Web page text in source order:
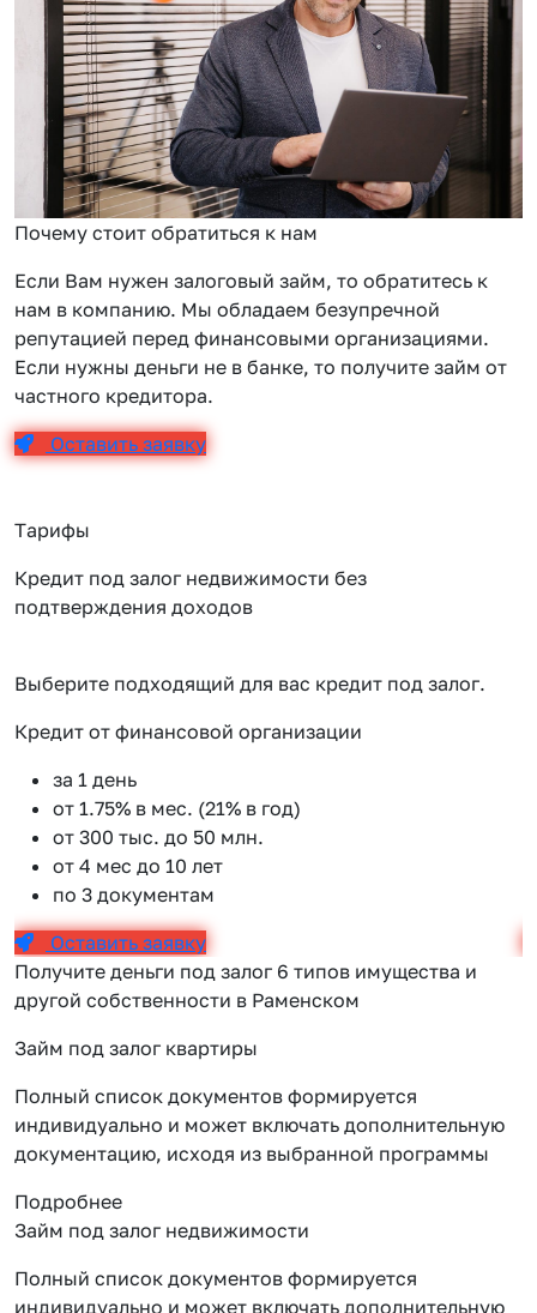
Почему стоит обратиться к нам
Если Вам нужен залоговый займ, то обратитесь к
нам в компанию. Мы обладаем безупречной
репутацией перед финансовыми организациями.
Если нужны деньги не в банке, то получите займ от
частного кредитора.
Оставить заявку
Тарифы
Кредит под залог недвижимости без
подтверждения доходов
Выберите подходящий для вас кредит под залог.
Кредит от финансовой организации
за 1 день
от 1.75% в мес. (21% в год)
от 300 тыс. до 50 млн.
от 4 мес до 10 лет
по 3 документам
Оставить заявку
Получите деньги под залог 6 типов имущества и
другой собственности в Раменском
Займ под залог квартиры
Полный список документов формируется
индивидуально и может включать дополнительную
документацию, исходя из выбранной программы
Подробнее
Займ под залог недвижимости
Полный список документов формируется
индивидуально и может включать дополнительную